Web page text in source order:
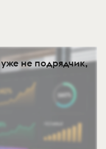
не подрядчик,